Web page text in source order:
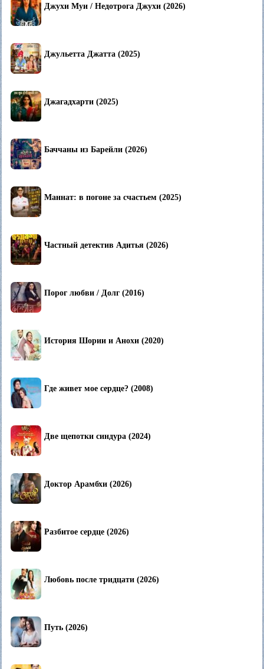
Джухи Муи / Недотрога Джухи (2026)
Джульетта Джатта (2025)
Джагадхарти (2025)
Баччаны из Барейли (2026)
Маннат: в погоне за счастьем (2025)
Частный детектив Адитья (2026)
Порог любви / Долг (2016)
История Шории и Анохи (2020)
Где живет мое сердце? (2008)
Две щепотки синдура (2024)
Доктор Арамбхи (2026)
Разбитое сердце (2026)
Любовь после тридцати (2026)
Путь (2026)